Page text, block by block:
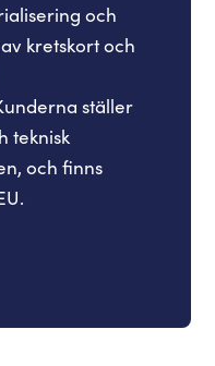
och
kretskort och
ställer
teknisk
och finns